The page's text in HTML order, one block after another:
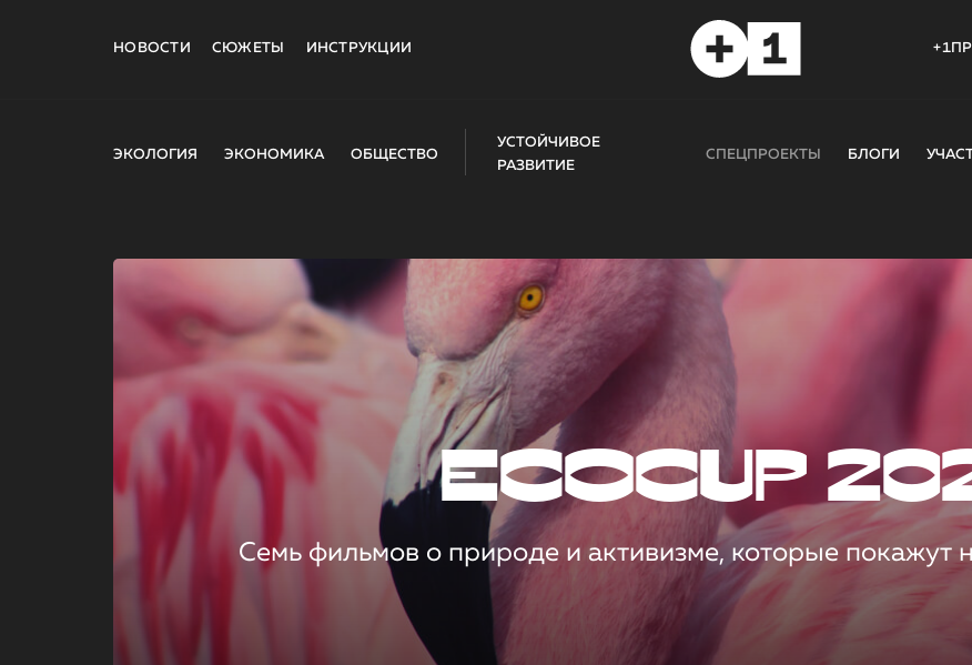
НОВОСТИ СЮЖЕТЫ ИНСТРУКЦИИ
ЭКОЛОГИЯ ЭКОНОМИКА ОБЩЕСТВО
УСТОЙЧИВОЕ
РАЗВИТИЕ
СПЕЦПРОЕКТЫ БЛОГИ
ECOCUP
Семь фильмов о природе и активизме, которые покажут